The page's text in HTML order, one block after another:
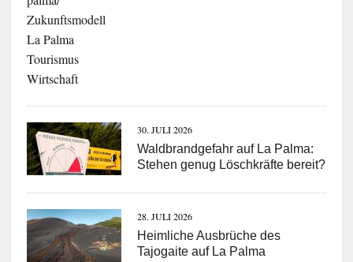
30. JULI 2026
Waldbrandgefahr auf La Palma:
Stehen genug Löschkräfte bereit?
28. JULI 2026
Heimliche Ausbrüche des
Tajogaite auf La Palma